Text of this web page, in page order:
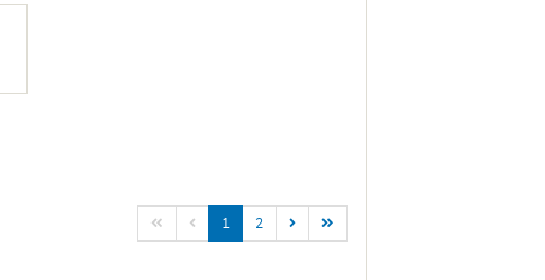
  1 2  